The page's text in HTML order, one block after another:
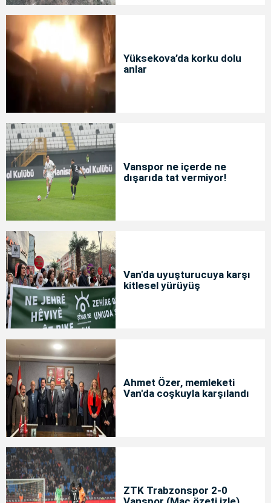
Yüksekova’da korku dolu
anlar
Vanspor ne içerde ne
dışarıda tat vermiyor!
Van'da uyuşturucuya karşı
kitlesel yürüyüş
Ahmet Özer, memleketi
Van'da coşkuyla karşılandı
ZTK Trabzonspor 2-0